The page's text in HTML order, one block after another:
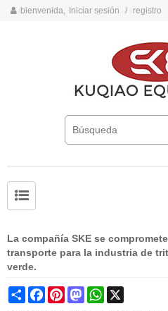
bienvenida, Iniciar sesión / registro
La compañía SKE se
transporte para la industria de
verde.
Share FacebookPinterestMastodonWhatsApp